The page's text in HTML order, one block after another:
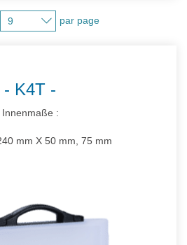
par page
K4T
Innenmaße :
mm X 50 mm, 75 mm